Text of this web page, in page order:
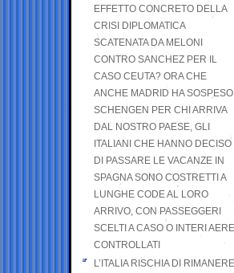
EFFETTO CONCRETO DELLA
CRISI DIPLOMATICA
SCATENATA DA MELONI
CONTRO SANCHEZ PER IL
CASO CEUTA? ORA CHE
ANCHE MADRID HA SOSPESO
SCHENGEN PER CHI ARRIVA
DAL NOSTRO PAESE, GLI
ITALIANI CHE HANNO DECISO
DI PASSARE LE VACANZE IN
SPAGNA SONO COSTRETTI A
LUNGHE CODE AL LORO
ARRIVO, CON PASSEGGERI
SCELTI A CASO O INTERI AEREI
CONTROLLATI
L’ITALIA RISCHIA DI RIMANERE